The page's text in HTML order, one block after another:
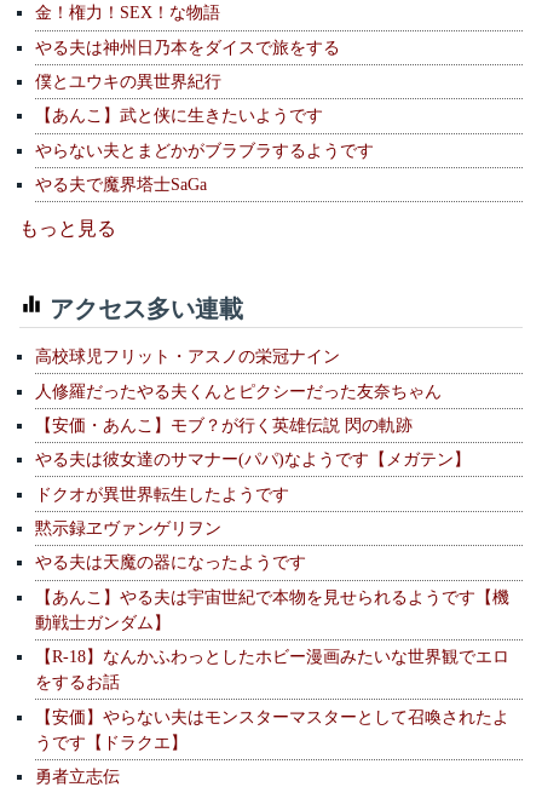
金！権力！SEX！な物語
やる夫は神州日乃本をダイスで旅をする
僕とユウキの異世界紀行
【あんこ】武と侠に生きたいようです
やらない夫とまどかがブラブラするようです
やる夫で魔界塔士SaGa
もっと見る
アクセス多い連載
高校球児フリット・アスノの栄冠ナイン
人修羅だったやる夫くんとピクシーだった友奈ちゃん
【安価・あんこ】モブ？が行く英雄伝説 閃の軌跡
やる夫は彼女達のサマナー(パパ)なようです【メガテン】
ドクオが異世界転生したようです
黙示録ヱヴァンゲリヲン
やる夫は天魔の器になったようです
【あんこ】やる夫は宇宙世紀で本物を見せられるようです【機
動戦士ガンダム】
【R-18】なんかふわっとしたホビー漫画みたいな世界観でエロ
をするお話
【安価】やらない夫はモンスターマスターとして召喚されたよ
うです【ドラクエ】
勇者立志伝